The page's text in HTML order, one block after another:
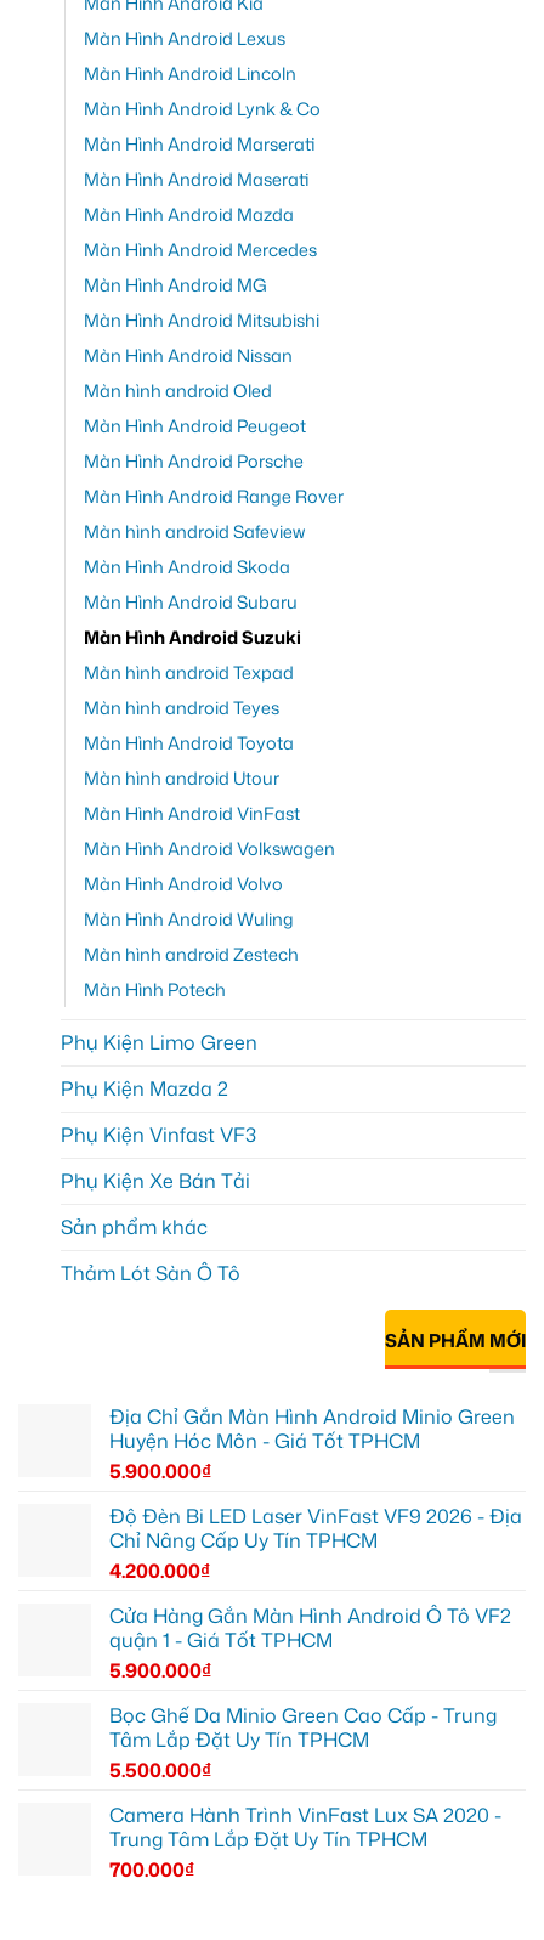
Màn Hình Android Lexus
Màn Hình Android Lincoln
Màn Hình Android Lynk & Co
Màn Hình Android Marserati
Màn Hình Android Maserati
Màn Hình Android Mazda
Màn Hình Android Mercedes
Màn Hình Android MG
Màn Hình Android Mitsubishi
Màn Hình Android Nissan
Màn hình android Oled
Màn Hình Android Peugeot
Màn Hình Android Porsche
Màn Hình Android Range Rover
Màn hình android Safeview
Màn Hình Android Skoda
Màn Hình Android Subaru
Màn Hình Android Suzuki
Màn hình android Texpad
Màn hình android Teyes
Màn Hình Android Toyota
Màn hình android Utour
Màn Hình Android VinFast
Màn Hình Android Volkswagen
Màn Hình Android Volvo
Màn Hình Android Wuling
Màn hình android Zestech
Màn Hình Potech
Phụ Kiện Limo Green
Phụ Kiện Mazda 2
Phụ Kiện Vinfast VF3
Phụ Kiện Xe Bán Tải
Sản phẩm khác
Thảm Lót Sàn Ô Tô
SẢN PHẨM MỚI
Địa Chỉ Gắn Màn Hình Android Minio Green
Huyện Hóc Môn - Giá Tốt TPHCM
5.900.000₫
Độ Đèn Bi LED Laser VinFast VF9 2026 - Địa
Chỉ Nâng Cấp Uy Tín TPHCM
4.200.000₫
Cửa Hàng Gắn Màn Hình Android Ô Tô VF2
quận 1 - Giá Tốt TPHCM
5.900.000₫
Bọc Ghế Da Minio Green Cao Cấp - Trung
Tâm Lắp Đặt Uy Tín TPHCM
5.500.000₫
Camera Hành Trình VinFast Lux SA 2020 -
Trung Tâm Lắp Đặt Uy Tín TPHCM
700.000₫